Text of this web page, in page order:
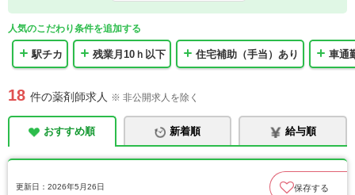
人気のこだわり条件を追加する
駅チカ 残業月10ｈ以下 住宅補助（手当）あり 車通
18 件の薬剤師求人 ※ 非公開求人を除く
おすすめ順 新着順 給与順
更新日：2026年5月26日 保存する